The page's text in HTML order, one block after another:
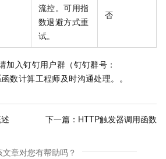
流控。可用指
数退避方式重
试。
否
加入钉钉用户群（钉钉群号：
数计算工程师及时沟通处理。 。
下一篇： HTTP触发器调用函数
文章对您有帮助吗？